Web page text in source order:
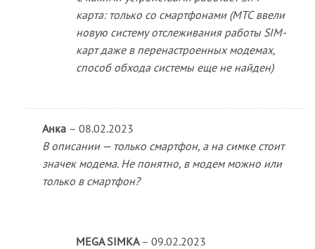
карта: только со смартфонами (МТС ввели
новую систему отслеживания работы SIM-
карт даже в перенастроенных модемах,
способ обхода системы еще не найден)
Анка – 08.02.2023
В описании — только смартфон, а на симке стоит
значек модема. Не понятно, в модем можно или
только в смартфон?
MEGA SIMKA – 09.02.2023